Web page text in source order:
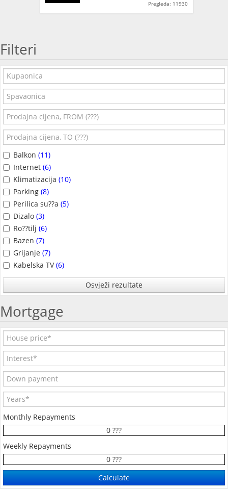
Pregleda: 11930
Filteri
Balkon (11)
Internet (6)
Klimatizacija (10)
Parking (8)
Perilica su??a (5)
Dizalo (3)
Ro??tilj (6)
Bazen (7)
Grijanje (7)
Kabelska TV(6)
Osvježi rezultate
Mortgage
Monthly Repayments
0 ???
Weekly Repayments
0 ???